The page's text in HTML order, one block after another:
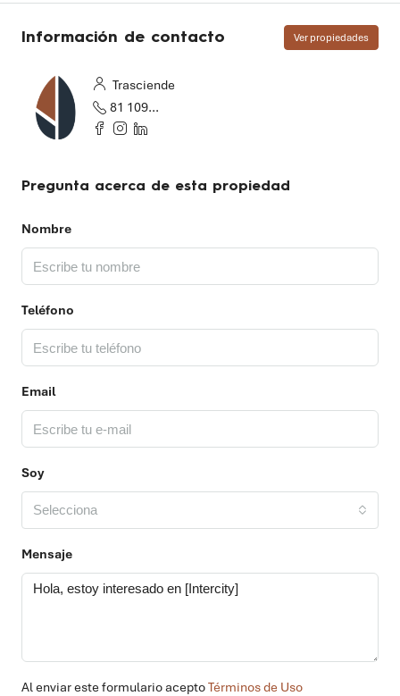
Información de contacto Ver propiedades
Trasciende
81 1097 2655
Pregunta acerca de esta propiedad
Nombre
Teléfono
Email
Soy
Selecciona
Mensaje
Al enviar este formulario aceptoTérminos de Uso